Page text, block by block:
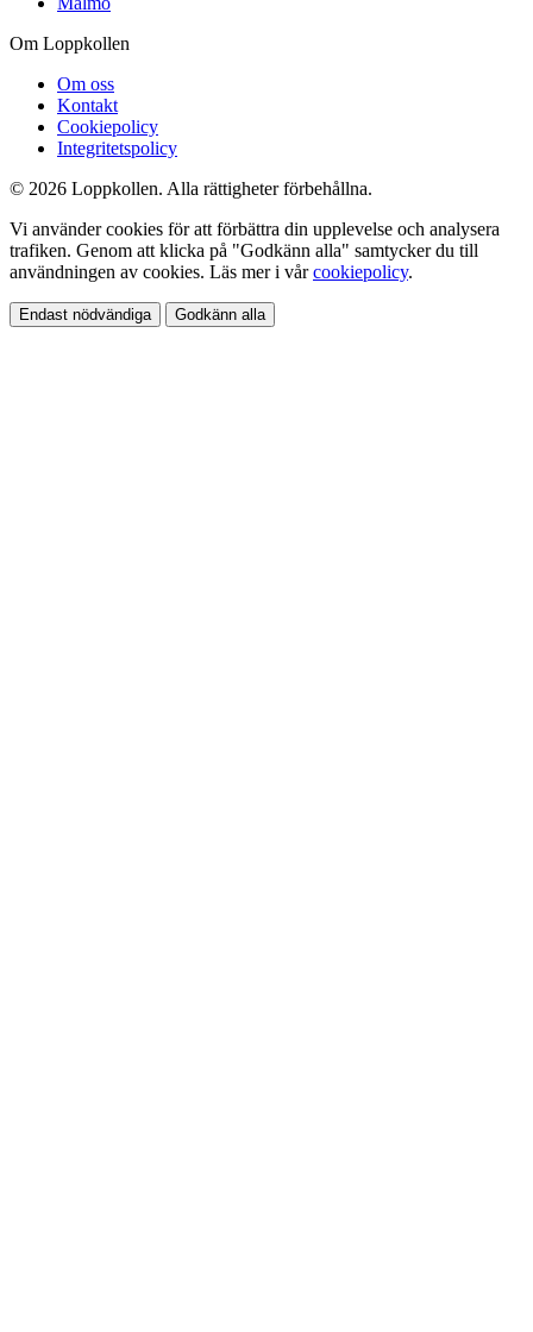
Om Loppkollen
Om oss
Kontakt
Cookiepolicy
Integritetspolicy
© 2026 Loppkollen. Alla rättigheter förbehållna.
Vi använder cookies för att förbättra din upplevelse och analysera
trafiken. Genom att klicka på "Godkänn alla" samtycker du till
användningen av cookies. Läs mer i vårcookiepolicy.
Endast nödvändiga Godkänn alla